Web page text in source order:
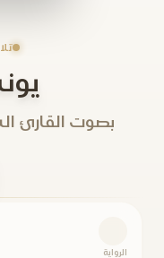
يونس
بصوت القارئ
الرواية